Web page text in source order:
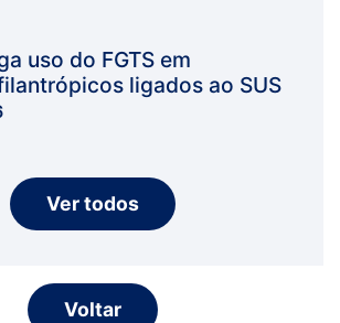
uso do FGTS em
ligados ao SUS
Ver todos
Voltar